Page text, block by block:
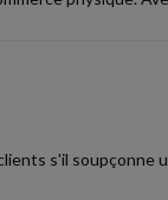
s'il soupçonne